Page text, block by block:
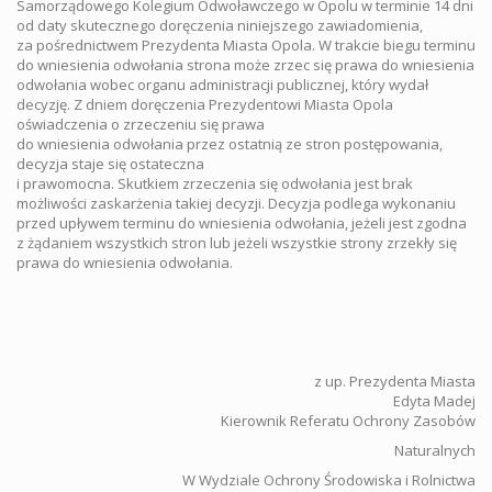
Samorządowego Kolegium Odwoławczego w Opolu w terminie 14 dni
od daty skutecznego doręczenia niniejszego zawiadomienia,
za pośrednictwem Prezydenta Miasta Opola. W trakcie biegu terminu
do wniesienia odwołania strona może zrzec się prawa do wniesienia
odwołania wobec organu administracji publicznej, który wydał
decyzję. Z dniem doręczenia Prezydentowi Miasta Opola
oświadczenia o zrzeczeniu się prawa
do wniesienia odwołania przez ostatnią ze stron postępowania,
decyzja staje się ostateczna
i prawomocna. Skutkiem zrzeczenia się odwołania jest brak
możliwości zaskarżenia takiej decyzji. Decyzja podlega wykonaniu
przed upływem terminu do wniesienia odwołania, jeżeli jest zgodna
z żądaniem wszystkich stron lub jeżeli wszystkie strony zrzekły się
prawa do wniesienia odwołania.
z up. Prezydenta Miasta
Edyta Madej
Kierownik Referatu Ochrony Zasobów
Naturalnych
W Wydziale Ochrony Środowiska i Rolnictwa